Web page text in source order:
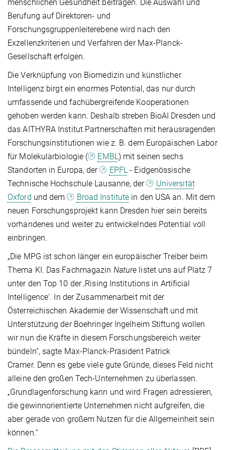
menschlichen Gesundheit beitragen. Die Auswahl und
Berufung auf Direktoren- und
Forschungsgruppenleiterebene wird nach den
Exzellenzkriterien und Verfahren der Max-Planck-
Gesellschaft erfolgen.
Die Verknüpfung von Biomedizin und künstlicher
Intelligenz birgt ein enormes Potential, das nur durch
umfassende und fachübergreifende Kooperationen
gehoben werden kann. Deshalb streben BioAI Dresden und
das AITHYRA Institut Partnerschaften mit herausragenden
Forschungsinstitutionen wie z. B. dem Europäischen Labor
für Molekularbiologie (
EMBL) mit seinen sechs
Standorten in Europa, der
EPFL - Eidgenössische
Technische Hochschule Lausanne, der
Universität
Oxford und dem Broad Institute in den USA an. Mit dem
neuen Forschungsprojekt kann Dresden hier sein bereits
vorhandenes und weiter zu entwickelndes Potential voll
einbringen.
„Die MPG ist schon länger ein europäischer Treiber beim
Thema KI. Das Fachmagazin Nature listet uns auf Platz 7
unter den Top 10 der ‚Rising Institutions in Artificial
Intelligence‘. In der Zusammenarbeit mit der
Österreichischen Akademie der Wissenschaft und mit
Unterstützung der Boehringer Ingelheim Stiftung wollen
wir nun die Kräfte in diesem Forschungsbereich weiter
bündeln“, sagte Max-Planck-Präsident Patrick
Cramer. Denn es gebe viele gute Gründe, dieses Feld nicht
alleine den großen Tech-Unternehmen zu überlassen.
„Grundlagenforschung kann und wird Fragen adressieren,
die gewinnorientierte Unternehmen nicht aufgreifen, die
aber gerade von großem Nutzen für die Allgemeinheit sein
können.“